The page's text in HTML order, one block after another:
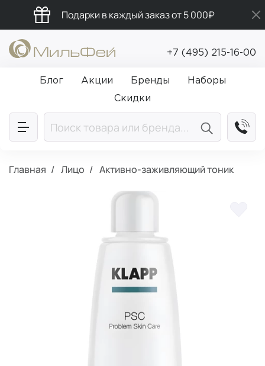
Подарки в каждый заказ от 5 000₽
Бесплатная доставка от 5 000₽
Промокод ПРИВЕТ
+7 (495) 215-16-00
Блог Акции Бренды
Наборы
Скидки
Главная Лицо Активно-заживляющий тоник